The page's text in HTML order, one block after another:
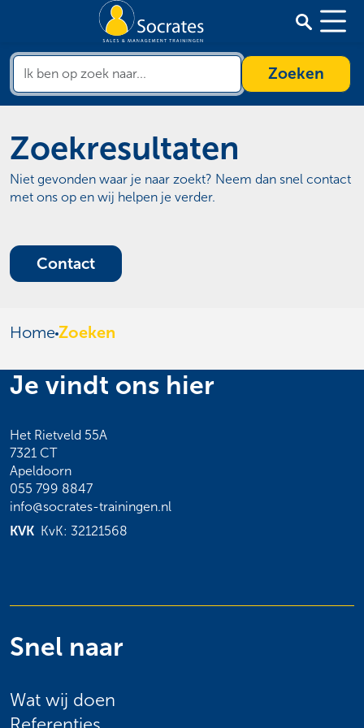
Zoeken
Zoekresultaten
Niet gevonden waar je naar zoekt? Neem dan snel contact
met ons op en wij helpen je verder.
Contact
Home Zoeken
Snel naar
Wat wij doen
Je vindt ons hier
Het Rietveld 55A
7321 CT
Apeldoorn
055 799 8847
info@socrates-trainingen.nl
KVK KvK: 32121568